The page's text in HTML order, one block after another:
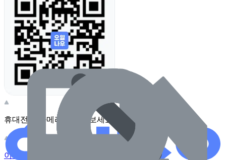
휴대전화 카메라로 찍어보세요
이 주유소의 사장님이신가요?